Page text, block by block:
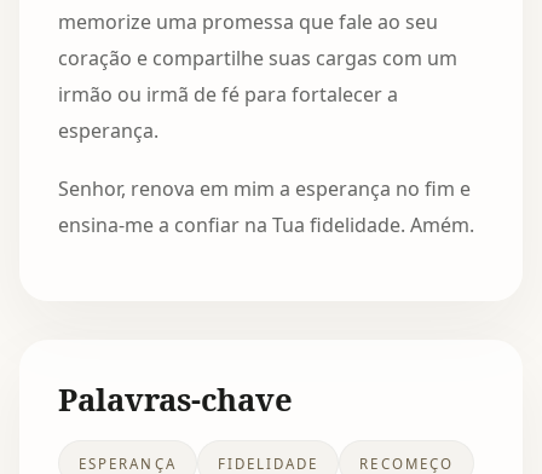
memorize uma promessa que fale ao seu
coração e compartilhe suas cargas com um
irmão ou irmã de fé para fortalecer a
esperança.
Senhor, renova em mim a esperança no fim e
ensina-me a confiar na Tua fidelidade. Amém.
Palavras-chave
ESPERANÇA FIDELIDADE RECOMEÇO